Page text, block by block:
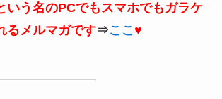
いう名のPCでもスマホでもガラケ
るメルマガです⇒ここ♥